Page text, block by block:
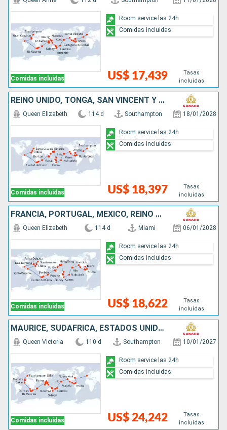
Comidas incluidas US$ 17,439
Tasas
incluidas
Room service las 24h
Comidas incluidas
REINO UNIDO, TONGA, SAN VINCENT Y LAS GRANADINAS, SUDAFRICA, PORTUGAL, MAURICE, MALASIA, SINGAPUR, CHINA, JAPÓN, PAPÚA NUEVA GUINEA, AUSTRALIA, FRANCIA, ESTADOS UNIDOS, MÉXICO, COSTA RICA, PANAMÁ, ARU
Comidas incluidas
Queen Elizabeth 114 d Southampton 18/01/2028
US$ 18,397
Tasas
incluidas
Room service las 24h
Comidas incluidas
FRANCIA, PORTUGAL, MÉXICO, REINO UNIDO, PANAMÁ, ARUBA, SAN VINCENT Y LAS GRANADINAS, SUDAFRICA, MAURICE, MALASIA, SINGAPUR, CHINA, JAPÓN, PAPÚA NUEVA GUINEA, AUSTRALIA, TONGA, ESTADOS UNIDOS, COSTA RI
Comidas incluidas
Queen Elizabeth 114 d Miami 06/01/2028
US$ 18,622
Tasas
incluidas
Room service las 24h
Comidas incluidas
MAURICE, SUDAFRICA, ESTADOS UNIDOS, ARUBA, PORTUGAL, PANAMÁ, REINO UNIDO, SALVADOR, MÉXICO, FRANCIA, FIDJI (ISLAS), NUEVA CALEDONIA, AUSTRALIA, INDONESIA, FILIPINAS, CHINA, VIETNAM, SINGAPUR, NAMIBIA,
Comidas incluidas
Queen Victoria 110 d Southampton 10/01/2027
US$ 24,242
Tasas
incluidas
Room service las 24h
Comidas incluidas